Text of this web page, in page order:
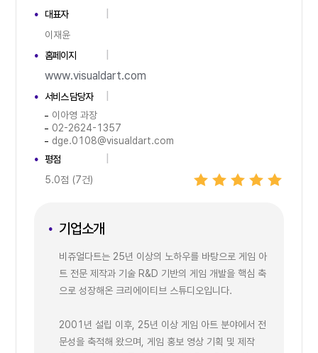
대표자
이재윤
홈페이지
www.visualdart.com
서비스 담당자
이아영 과장
02-2624-1357
dge.0108@visualdart.com
평점
5.0점 (7건)
기업소개
비쥬얼다트는 25년 이상의 노하우를 바탕으로 게임 아
트 전문 제작과 기술 R&D 기반의 게임 개발을 핵심 축
으로 성장해온 크리에이티브 스튜디오입니다.
2001년 설립 이후, 25년 이상 게임 아트 분야에서 전
문성을 축적해 왔으며, 게임 홍보 영상 기획 및 제작